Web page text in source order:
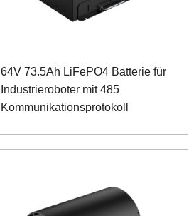
64V 73.5Ah LiFePO4 Batterie für
Industrieroboter mit 485
Kommunikationsprotokoll